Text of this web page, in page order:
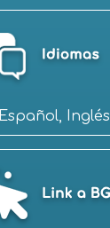
Español, Inglés